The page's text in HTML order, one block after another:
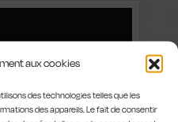
aux cookies
des technologies telles que les
des appareils. Le fait de consentir